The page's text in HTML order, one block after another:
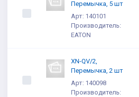
Перемычка, 5 шт
Арт: 140101
Производитель:
EATON
XN-QV/2,
Перемычка, 2 шт
Арт: 140098
Производитель: